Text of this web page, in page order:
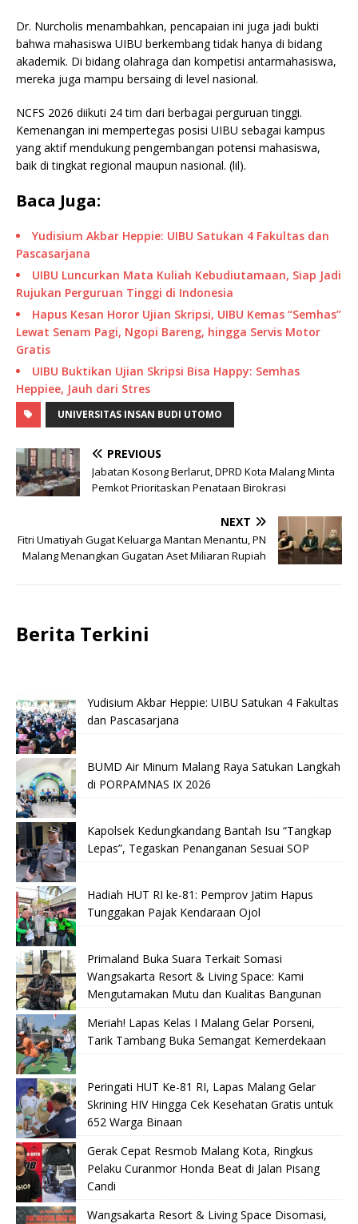
Dr. Nurcholis menambahkan, pencapaian ini juga jadi bukti
bahwa mahasiswa UIBU berkembang tidak hanya di bidang
akademik. Di bidang olahraga dan kompetisi antarmahasiswa,
mereka juga mampu bersaing di level nasional.
NCFS 2026 diikuti 24 tim dari berbagai perguruan tinggi.
Kemenangan ini mempertegas posisi UIBU sebagai kampus
yang aktif mendukung pengembangan potensi mahasiswa,
baik di tingkat regional maupun nasional. (lil).
Baca Juga:
Yudisium Akbar Heppie: UIBU Satukan 4 Fakultas dan
Pascasarjana
UIBU Luncurkan Mata Kuliah Kebudiutamaan, Siap Jadi
Rujukan Perguruan Tinggi di Indonesia
Hapus Kesan Horor Ujian Skripsi, UIBU Kemas “Semhas”
Lewat Senam Pagi, Ngopi Bareng, hingga Servis Motor
Gratis
UIBU Buktikan Ujian Skripsi Bisa Happy: Semhas
Heppiee, Jauh dari Stres
UNIVERSITAS INSAN BUDI UTOMO
PREVIOUS
Jabatan Kosong Berlarut, DPRD Kota Malang Minta
Pemkot Prioritaskan Penataan Birokrasi
NEXT
Fitri Umatiyah Gugat Keluarga Mantan Menantu, PN
Malang Menangkan Gugatan Aset Miliaran Rupiah
Berita Terkini
Yudisium Akbar Heppie: UIBU Satukan 4 Fakultas
dan Pascasarjana
BUMD Air Minum Malang Raya Satukan Langkah
di PORPAMNAS IX 2026
Kapolsek Kedungkandang Bantah Isu “Tangkap
Lepas”, Tegaskan Penanganan Sesuai SOP
Hadiah HUT RI ke-81: Pemprov Jatim Hapus
Tunggakan Pajak Kendaraan Ojol
Primaland Buka Suara Terkait Somasi
Wangsakarta Resort & Living Space: Kami
Mengutamakan Mutu dan Kualitas Bangunan
Meriah! Lapas Kelas I Malang Gelar Porseni,
Tarik Tambang Buka Semangat Kemerdekaan
Peringati HUT Ke-81 RI, Lapas Malang Gelar
Skrining HIV Hingga Cek Kesehatan Gratis untuk
652 Warga Binaan
Gerak Cepat Resmob Malang Kota, Ringkus
Pelaku Curanmor Honda Beat di Jalan Pisang
Candi
Wangsakarta Resort & Living Space Disomasi,